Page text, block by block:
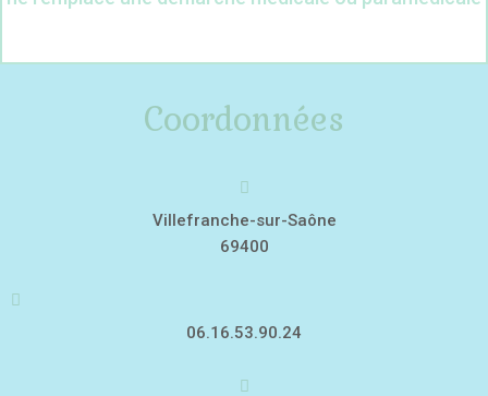
Coordonnées
Villefranche-sur-Saône
69400
06.16.53.90.24